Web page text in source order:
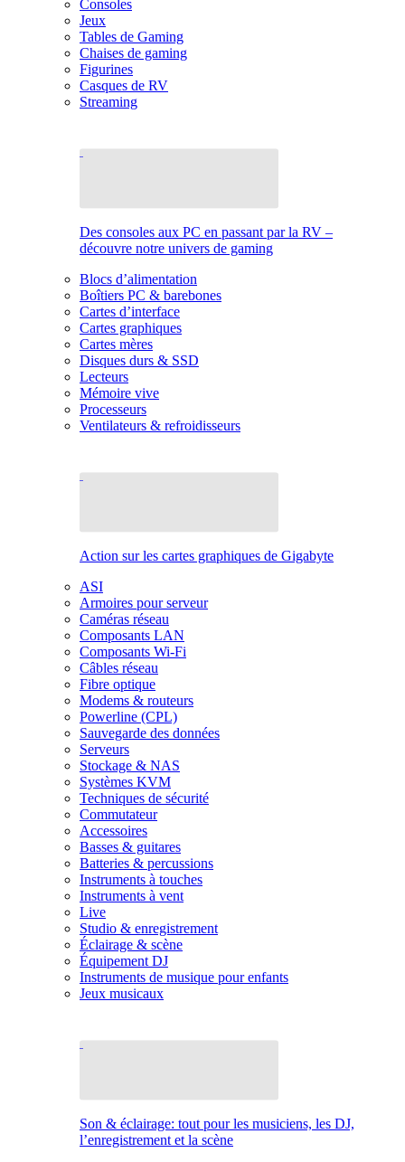
Consoles
Jeux
Tables de Gaming
Chaises de gaming
Figurines
Casques de RV
Streaming
Des consoles aux PC en passant par la RV –
découvre notre univers de gaming
Blocs d’alimentation
Boîtiers PC & barebones
Cartes d’interface
Cartes graphiques
Cartes mères
Disques durs & SSD
Lecteurs
Mémoire vive
Processeurs
Ventilateurs & refroidisseurs
Action sur les cartes graphiques de Gigabyte
ASI
Armoires pour serveur
Caméras réseau
Composants LAN
Composants Wi-Fi
Câbles réseau
Fibre optique
Modems & routeurs
Powerline (CPL)
Sauvegarde des données
Serveurs
Stockage & NAS
Systèmes KVM
Techniques de sécurité
Commutateur
Accessoires
Basses & guitares
Batteries & percussions
Instruments à touches
Instruments à vent
Live
Studio & enregistrement
Éclairage & scène
Équipement DJ
Instruments de musique pour enfants
Jeux musicaux
Son & éclairage: tout pour les musiciens, les DJ,
l’enregistrement et la scène